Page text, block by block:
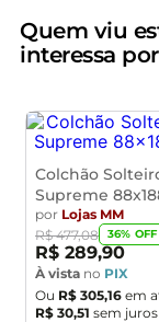
Quem viu
interessa por
Colchão
Supreme
por Lojas MM
R$ 477,08
36% OFF
R$ 289,90
À vista no PIX
Ou R$ 305,16 em
R$ 30,51 sem juros